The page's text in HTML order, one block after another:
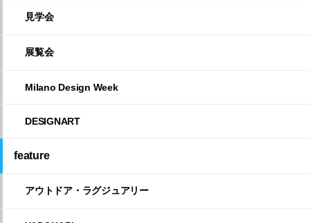
見学会
展覧会
Milano Design Week
DESIGNART
feature
アウトドア・ラグジュアリー